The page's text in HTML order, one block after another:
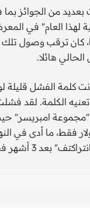
بعديد من الجوائز
العام" في
1993. لذا، كان ترقب
هائلا.
كلمة الفشل
تعنيه الكلمة. لقد
"مجموعة امبريسر"
دولار فقط، ما أدى في
فقط من إصدار اللعبة.